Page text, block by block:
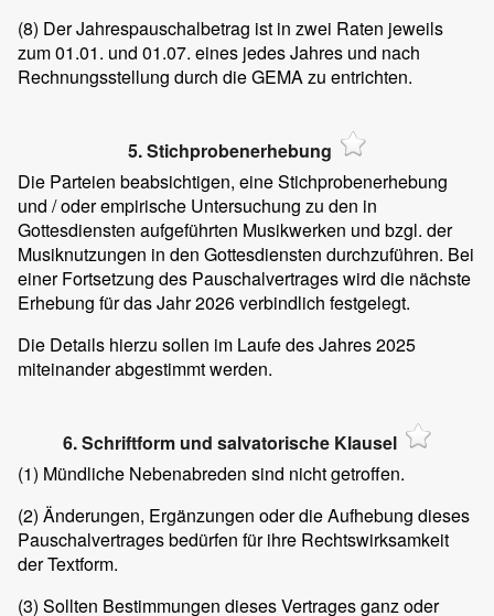
(8) Der Jahrespauschalbetrag ist in zwei Raten jeweils
zum 01.01. und 01.07. eines jedes Jahres und nach
Rechnungsstellung durch die GEMA zu entrichten.
5. Stichprobenerhebung
Die Parteien beabsichtigen, eine Stichprobenerhebung
und / oder empirische Untersuchung zu den in
Gottesdiensten aufgeführten Musikwerken und bzgl. der
Musiknutzungen in den Gottesdiensten durchzuführen. Bei
einer Fortsetzung des Pauschalvertrages wird die nächste
Erhebung für das Jahr 2026 verbindlich festgelegt.
Die Details hierzu sollen im Laufe des Jahres 2025
miteinander abgestimmt werden.
6. Schriftform und salvatorische Klausel
(1) Mündliche Nebenabreden sind nicht getroffen.
(2) Änderungen, Ergänzungen oder die Aufhebung dieses
Pauschalvertrages bedürfen für ihre Rechtswirksamkeit
der Textform.
(3) Sollten Bestimmungen dieses Vertrages ganz oder